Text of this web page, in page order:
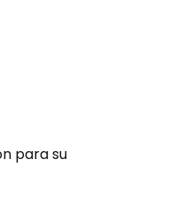
para su